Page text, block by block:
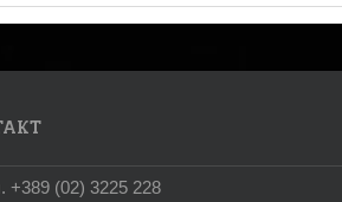
+389 (02) 3225 228